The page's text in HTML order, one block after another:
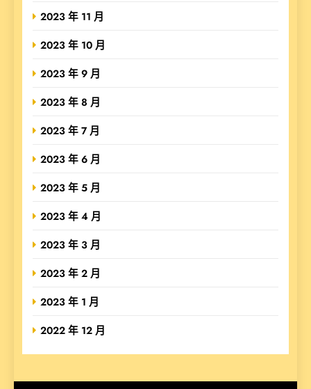
2023 年 11 月
2023 年 10 月
2023 年 9 月
2023 年 8 月
2023 年 7 月
2023 年 6 月
2023 年 5 月
2023 年 4 月
2023 年 3 月
2023 年 2 月
2023 年 1 月
2022 年 12 月